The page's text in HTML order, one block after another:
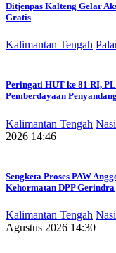
Ditjenpas Kalteng Gelar
Gratis
Kalimantan Tengah
Peringati HUT ke 81 RI,
Pemberdayaan
Kalimantan Tengah
2026 14:46
Sengketa Proses PAW
Kehormatan DPP Gerindra
Kalimantan Tengah
Agustus 2026 14:30